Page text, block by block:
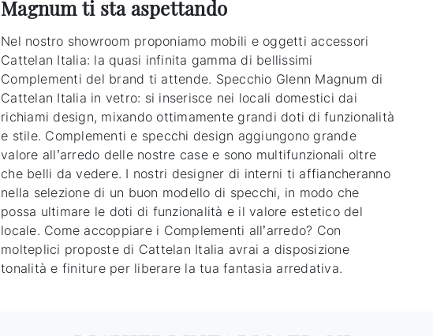
Magnum ti sta aspettando
Nel nostro showroom proponiamo mobili e oggetti accessori
Cattelan Italia: la quasi infinita gamma di bellissimi
Complementi del brand ti attende. Specchio Glenn Magnum di
Cattelan Italia in vetro: si inserisce nei locali domestici dai
richiami design, mixando ottimamente grandi doti di funzionalità
e stile. Complementi e specchi design aggiungono grande
valore all’arredo delle nostre case e sono multifunzionali oltre
che belli da vedere. I nostri designer di interni ti affiancheranno
nella selezione di un buon modello di specchi, in modo che
possa ultimare le doti di funzionalità e il valore estetico del
locale. Come accoppiare i Complementi all’arredo? Con
molteplici proposte di Cattelan Italia avrai a disposizione
tonalità e finiture per liberare la tua fantasia arredativa.